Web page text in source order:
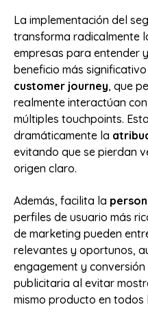
La implementación del
transforma radicalmente
empresas para entender
beneficio más
customer journey, que
realmente interactúan
múltiples touchpoints.
dramáticamente la
evitando que se pierdan
origen claro.
Además, facilita la
perfiles de usuario más
de marketing pueden
relevantes y oportunos,
engagement y
publicitaria al evitar
mismo producto en todos